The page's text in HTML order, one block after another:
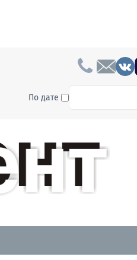
По дате To search